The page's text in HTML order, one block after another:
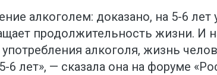
алкоголем: доказано, на 5-6
продолжительность жизни. И
употребления алкоголя, жизнь
6 лет», — сказала она на форуме